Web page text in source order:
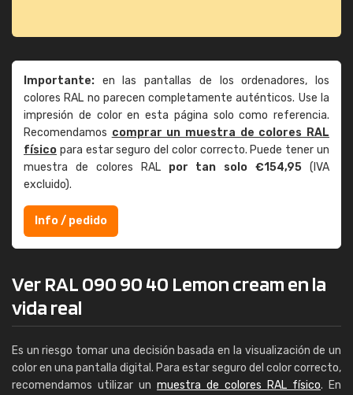
Importante: en las pantallas de los ordenadores, los
colores RAL no parecen completamente auténticos. Use la
impresión de color en esta página solo como referencia.
Recomendamos comprar un muestra de colores RAL
físico para estar seguro del color correcto. Puede tener un
muestra de colores RAL por tan solo €154,95 (IVA
excluido).
Info / pedido
Ver RAL 090 90 40 Lemon cream en la
vida real
Es un riesgo tomar una decisión basada en la visualización de un
color en una pantalla digital. Para estar seguro del color correcto,
recomendamos utilizar un muestra de colores RAL físico. En